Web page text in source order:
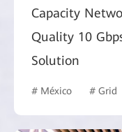
Capacity
Quality 10
Solution
# México # Grid